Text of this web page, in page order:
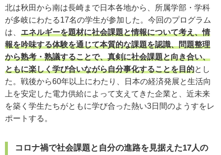
北は秋田から南は長崎まで日本各地から、所属学部・学科
が多岐にわたる17名の学生が参加した。今回のプログラム
は、 エネルギーを題材に社会課題と情報について考え、情
報を吟味する体験を通じて本質的な課題を認識、問題整理
から熟考・熟議することで、真剣に社会課題と向き合い、
ともに楽しく学び合いながら自分事化することを目的とし
た。戦後から60年以上にわたり、日本の経済発展と生活向
上を安定した電力供給によって支えてきた企業と、近未来
を築く学生たちがともに学び合った熱い3日間のようすをレ
ポートする。
コロナ禍で社会課題と自分の進路を見据えた17人の